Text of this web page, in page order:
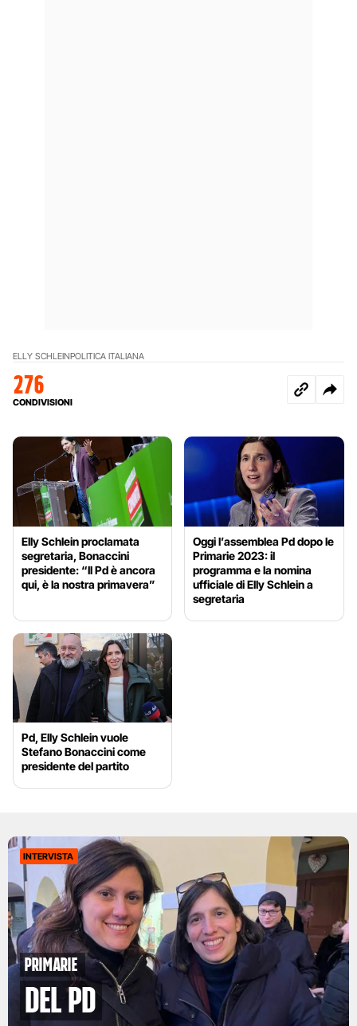
ELLY SCHLEINPOLITICA ITALIANA
276
CONDIVISIONI
Elly Schlein proclamata
segretaria, Bonaccini
presidente: “Il Pd è ancora
qui, è la nostra primavera”
Oggi l’assemblea Pd dopo le
Primarie 2023: il
programma e la nomina
ufficiale di Elly Schlein a
segretaria
Pd, Elly Schlein vuole
Stefano Bonaccini come
presidente del partito
INTERVISTA
primarie
del pd